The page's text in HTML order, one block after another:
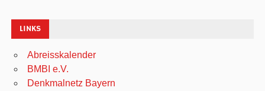
LINKS
Abreisskalender
BMBI e.V.
Denkmalnetz Bayern